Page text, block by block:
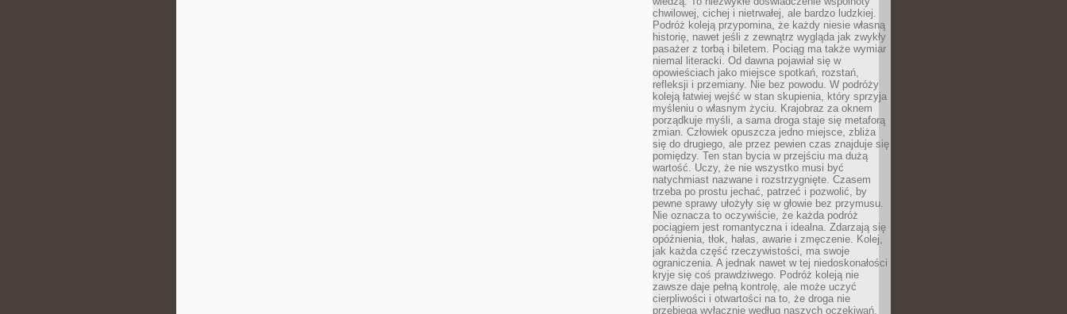
chwilowej, cichej i nietrwałej, ale bardzo ludzkiej.
Podróż koleją przypomina, że każdy niesie własną
historię, nawet jeśli z zewnątrz wygląda jak zwykły
pasażer z torbą i biletem. Pociąg ma także wymiar
niemal literacki. Od dawna pojawiał się w
opowieściach jako miejsce spotkań, rozstań,
refleksji i przemiany. Nie bez powodu. W podróży
koleją łatwiej wejść w stan skupienia, który sprzyja
myśleniu o własnym życiu. Krajobraz za oknem
porządkuje myśli, a sama droga staje się metaforą
zmian. Człowiek opuszcza jedno miejsce, zbliża
się do drugiego, ale przez pewien czas znajduje się
pomiędzy. Ten stan bycia w przejściu ma dużą
wartość. Uczy, że nie wszystko musi być
natychmiast nazwane i rozstrzygnięte. Czasem
trzeba po prostu jechać, patrzeć i pozwolić, by
pewne sprawy ułożyły się w głowie bez przymusu.
Nie oznacza to oczywiście, że każda podróż
pociągiem jest romantyczna i idealna. Zdarzają się
opóźnienia, tłok, hałas, awarie i zmęczenie. Kolej,
jak każda część rzeczywistości, ma swoje
ograniczenia. A jednak nawet w tej niedoskonałości
kryje się coś prawdziwego. Podróż koleją nie
zawsze daje pełną kontrolę, ale może uczyć
cierpliwości i otwartości na to, że droga nie
przebiega wyłącznie według naszych oczekiwań.